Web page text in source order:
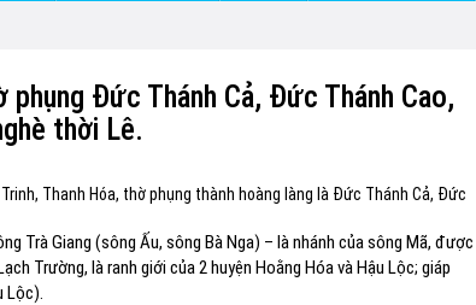
Đức Thánh Cả, Đức Thánh Cao,
thời Lê.
Thanh Hóa, thờ phụng thành hoàng làng là Đức Thánh Cả, Đức
Trà Giang (sông Ấu, sông Bà Nga) – là nhánh của sông Mã, được
Trường, là ranh giới của 2 huyện Hoằng Hóa và Hậu Lộc; giáp
Lộc).